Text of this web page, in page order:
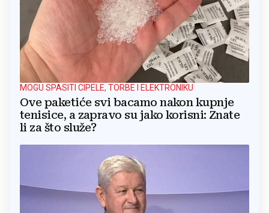
MOGU SPASITI CIPELE, TORBE I ELEKTRONIKU
Ove paketiće svi bacamo nakon kupnje
tenisice, a zapravo su jako korisni: Znate
li za što služe?